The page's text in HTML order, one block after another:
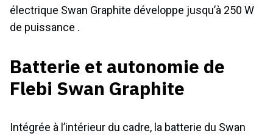
électrique Swan Graphite développe jusqu’à 250 W
de puissance .
Batterie et autonomie de
Flebi Swan Graphite
Intégrée à l’intérieur du cadre, la batterie du Swan